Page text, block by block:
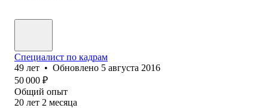
Специалист по кадрам
49 лет • Обновлено 5 августа 2016
50 000 ₽
Общий опыт
20 лет 2 месяца